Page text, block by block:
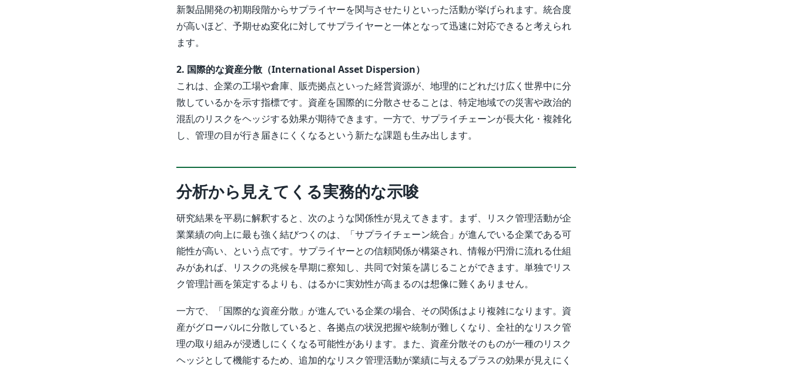
新製品開発の初期段階からサプライヤーを関与させたりといった活動が挙げられます。統合度
が高いほど、予期せぬ変化に対してサプライヤーと一体となって迅速に対応できると考えられ
ます。
2. 国際的な資産分散（International Asset Dispersion）
これは、企業の工場や倉庫、販売拠点といった経営資源が、地理的にどれだけ広く世界中に分
散しているかを示す指標です。資産を国際的に分散させることは、特定地域での災害や政治的
混乱のリスクをヘッジする効果が期待できます。一方で、サプライチェーンが長大化・複雑化
し、管理の目が行き届きにくくなるという新たな課題も生み出します。
分析から見えてくる実務的な示唆
研究結果を平易に解釈すると、次のような関係性が見えてきます。まず、リスク管理活動が企
業業績の向上に最も強く結びつくのは、「サプライチェーン統合」が進んでいる企業である可
能性が高い、という点です。サプライヤーとの信頼関係が構築され、情報が円滑に流れる仕組
みがあれば、リスクの兆候を早期に察知し、共同で対策を講じることができます。単独でリス
ク管理計画を策定するよりも、はるかに実効性が高まるのは想像に難くありません。
一方で、「国際的な資産分散」が進んでいる企業の場合、その関係はより複雑になります。資
産がグローバルに分散していると、各拠点の状況把握や統制が難しくなり、全社的なリスク管
理の取り組みが浸透しにくくなる可能性があります。また、資産分散そのものが一種のリスク
ヘッジとして機能するため、追加的なリスク管理活動が業績に与えるプラスの効果が見えにく